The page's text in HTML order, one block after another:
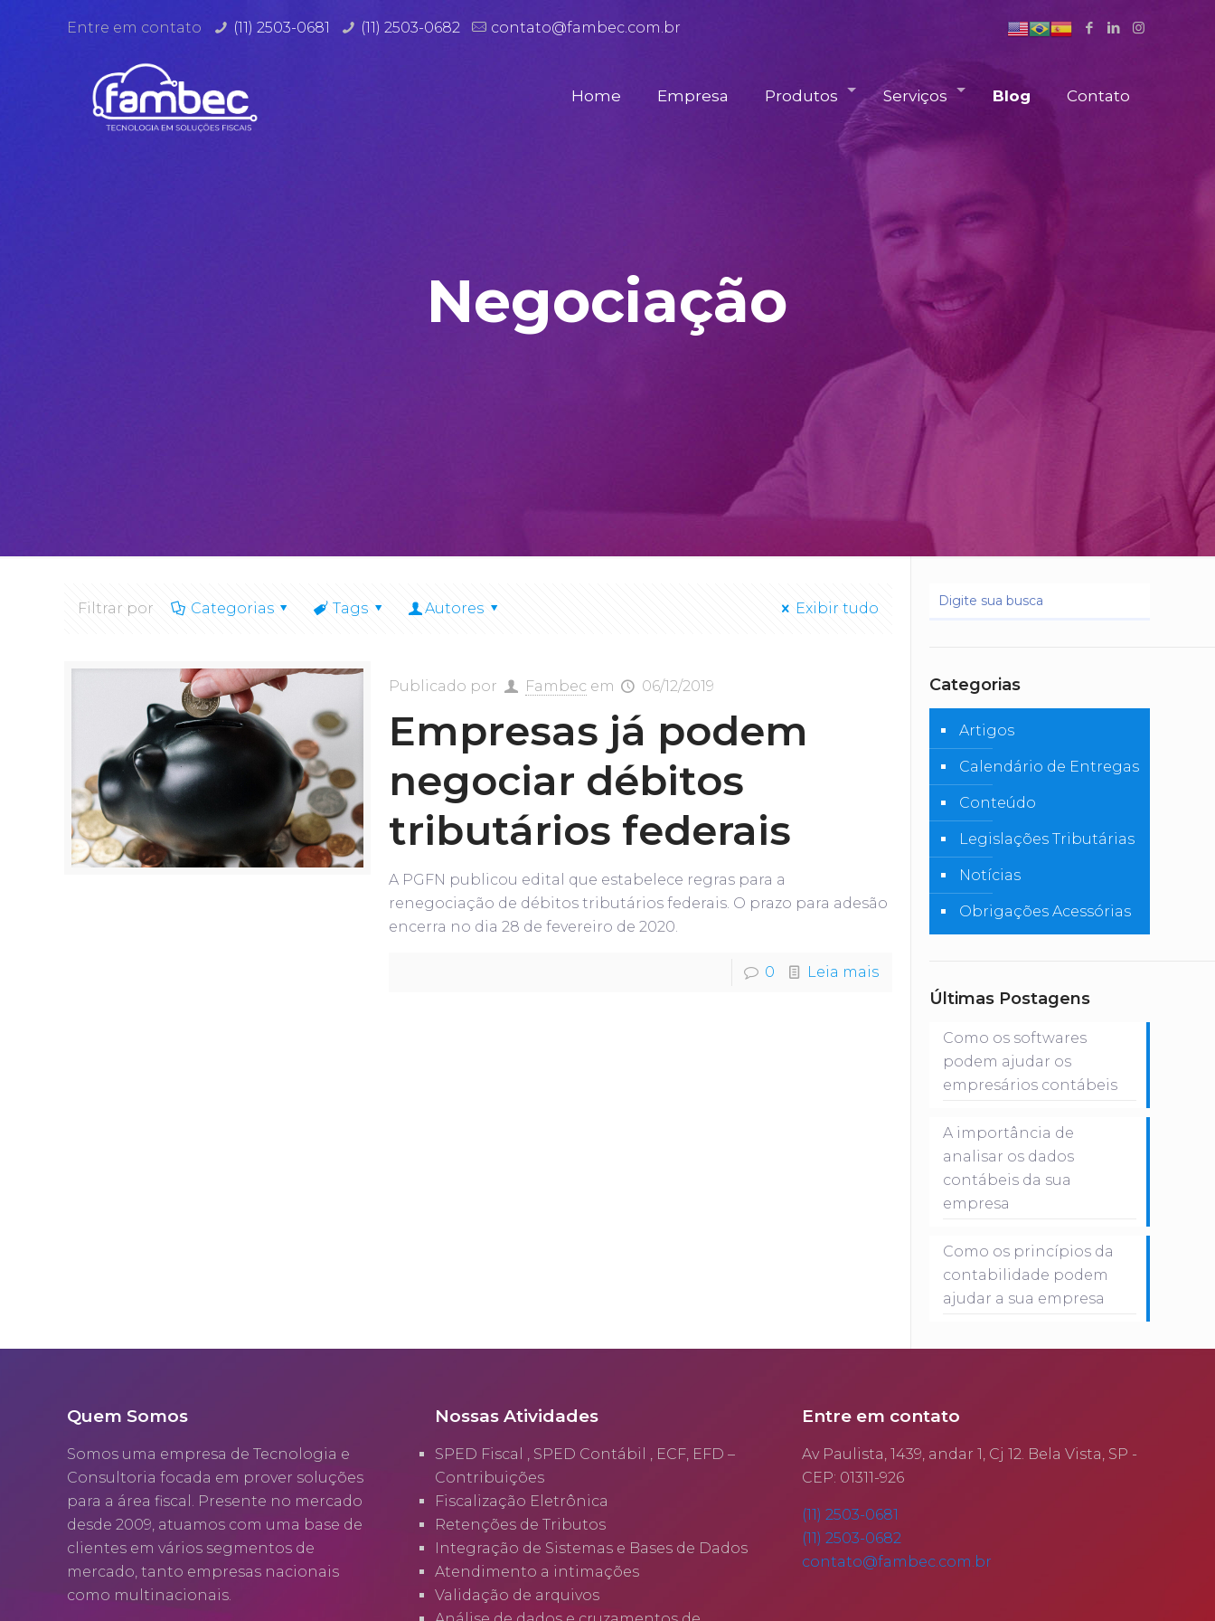
Entre em contato (11) 2503-0681 (11) 2503-0682 contato@fambec.com.br
Home Empresa Produtos Serviços Blog Contato
Negociação
Filtrar por Categorias Tags Autores Exibir tudo
Publicado por Fambec em 06/12/2019
Empresas já podem
negociar débitos
tributários federais
A PGFN publicou edital que estabelece regras para a
renegociação de débitos tributários federais. O prazo para adesão
encerra no dia 28 de fevereiro de 2020.
0 Leia mais
Categorias
Artigos
Calendário de Entregas
Conteúdo
Legislações Tributárias
Notícias
Obrigações Acessórias
Últimas Postagens
Como os softwares
podem ajudar os
empresários contábeis
A importância de
analisar os dados
contábeis da sua
empresa
Como os princípios da
contabilidade podem
ajudar a sua empresa
Quem Somos
Somos uma empresa de Tecnologia e
Consultoria focada em prover soluções
para a área fiscal. Presente no mercado
desde 2009, atuamos com uma base de
clientes em vários segmentos de
mercado, tanto empresas nacionais
como multinacionais.
Nossas Atividades
SPED Fiscal , SPED Contábil , ECF, EFD –
Contribuições
Fiscalização Eletrônica
Retenções de Tributos
Integração de Sistemas e Bases de Dados
Atendimento a intimações
Validação de arquivos
Entre em contato
Av Paulista, 1439, andar 1, Cj 12. Bela Vista, SP -
CEP: 01311-926
(11) 2503-0681
(11) 2503-0682
contato@fambec.com.br